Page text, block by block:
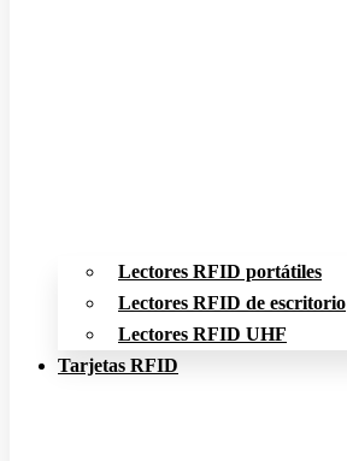
Lectores RFID portátiles
Lectores RFID de escritorio
Lectores RFID UHF
Tarjetas RFID